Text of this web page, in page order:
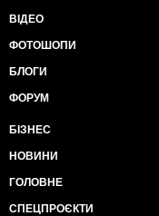
ВІДЕО
ФОТОШОПИ
БЛОГИ
ФОРУМ
БІЗНЕС
НОВИНИ
ГОЛОВНЕ
СПЕЦПРОЄКТИ